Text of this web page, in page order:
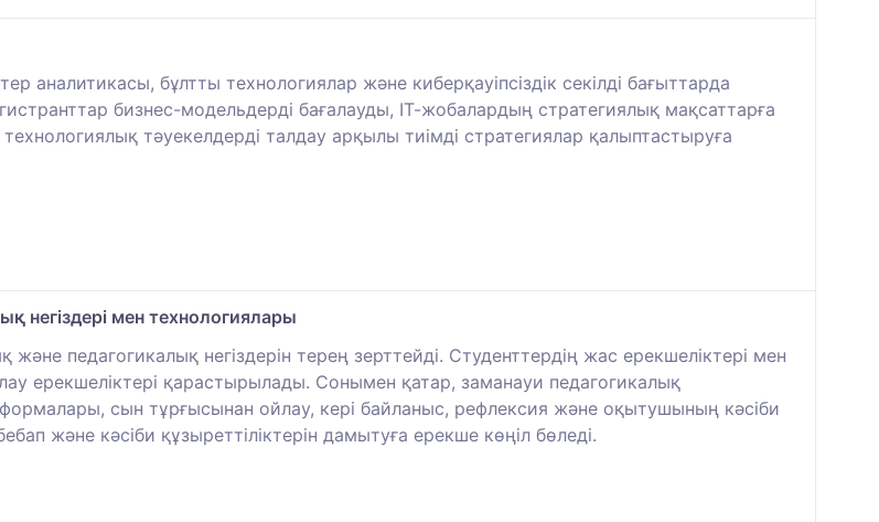
бұлтты технологиялар және киберқауіпсіздік секілді бағыттарда
бизнес-модельдерді бағалауды, ІТ-жобалардың стратегиялық мақсаттарға
тәуекелдерді талдау арқылы тиімді стратегиялар қалыптастыруға
негіздері мен технологиялары
педагогикалық негіздерін терең зерттейді. Студенттердің жас ерекшеліктері мен
ерекшеліктері қарастырылады. Сонымен қатар, заманауи педагогикалық
сын тұрғысынан ойлау, кері байланыс, рефлексия және оқытушының кәсіби
және кәсіби құзыреттіліктерін дамытуға ерекше көңіл бөледі.